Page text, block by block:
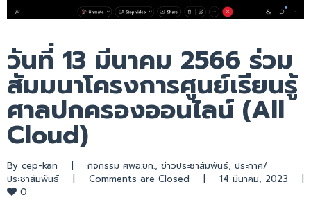
วันที่ 13 มีนาคม 2566 ร่วม
สัมมนาโครงการศูนย์เรียนรู้
ศาลปกครองออนไลน์ (All
Cloud)
By cep-kan | กิจกรรม ศพอ.ขก., ข่าวประชาสัมพันธ์, ประกาศ/
ประชาสัมพันธ์
| Comments are Closed | 14 มีนาคม, 2023 |
0